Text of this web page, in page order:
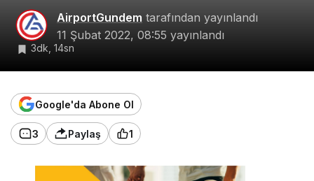
AirportGundem tarafından yayınlandı
11 Şubat 2022, 08:55 yayınlandı
3dk, 14sn
Google'da Abone Ol
3 Paylaş 1